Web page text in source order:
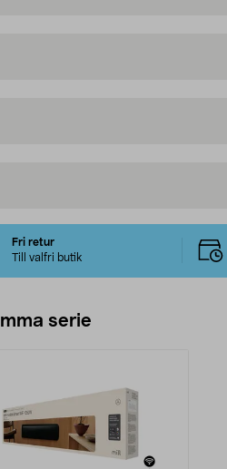
Fri retur
Till valfri butik
serie